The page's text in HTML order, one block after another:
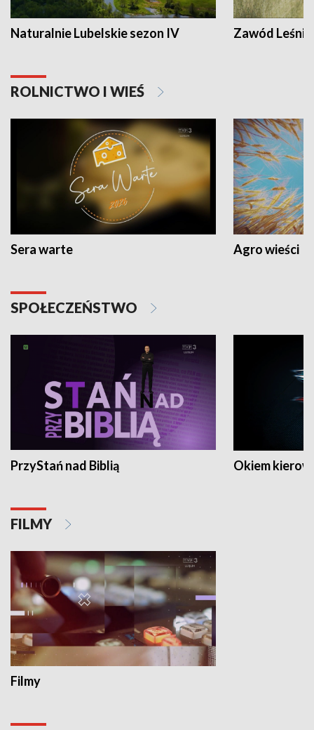
Naturalnie Lubelskie sezon IV Zawód Leśnik
ROLNICTWO I WIEŚ
Sera warte Agro wieści
SPOŁECZEŃSTWO
PrzyStań nad Biblią Okiem
FILMY
Filmy